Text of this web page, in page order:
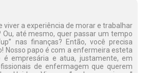
viver a experiência de morar e trabalhar
Ou, até mesmo, quer passar um tempo
nas finanças? Então, você precisa
Nosso papo é com a enfermeira esteta
é empresária e atua, justamente, em
de enfermagem que querem